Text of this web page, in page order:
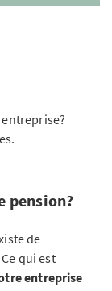
pension?
de
qui est
entreprise